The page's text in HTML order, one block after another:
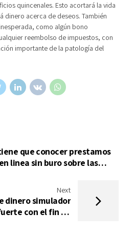
quincenales. Esto acortará la vida
dinero acerca de deseos. También
como algún bono
reembolso de impuestos, con
importante de la patologí­a del
que conocer prestamos
linea sin buro sobre las
Next
dinero simulador
con el fin de